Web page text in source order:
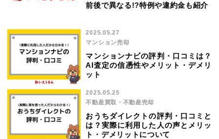
前後で異なる!?特例や違約金も紹介
マンションナビの評判・口コミは？
AI査定の信憑性やメリット・デメリ
ット
2025.05.27
マンション売却
おうちダイレクトの評判・口コミと
は？実際に利用した人の声とメリッ
ト・デメリットについて
2025.05.25
不動産買取・不動産売却